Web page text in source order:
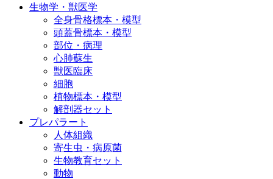
生物学・獣医学
全身骨格標本・模型
頭蓋骨標本・模型
部位・病理
心肺蘇生
獣医臨床
細胞
植物標本・模型
解剖器セット
プレパラート
人体組織
寄生虫・病原菌
生物教育セット
動物